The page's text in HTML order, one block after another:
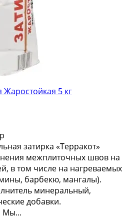
Жаростойкая 5 кг
затирка «Терракот»
межплиточных швов на
в том числе на нагреваемых
барбекю, мангалы).
минеральный,
добавки.
Мы...